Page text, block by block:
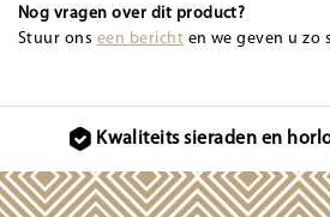
Nog vragen over dit product?
Stuur ons een bericht en we geven u
Kwaliteits sieraden en